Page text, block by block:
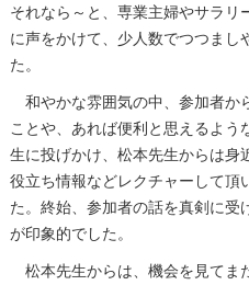
それなら～と、専業主婦やサラ
に声をかけて、少人数でつつまし
た。
和やかな雰囲気の中、参加者か
ことや、あれば便利と思えるよ
生に投げかけ、松本先生からは身
役立ち情報などレクチャーして頂
た。終始、参加者の話を真剣に
が印象的でした。
松本先生からは、機会を見てま